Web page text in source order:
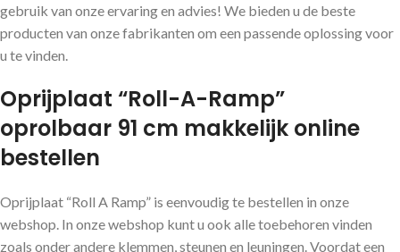
gebruik van onze ervaring en advies! We bieden u de beste
producten van onze fabrikanten om een ​​passende oplossing voor
u te vinden.
Oprijplaat “Roll-A-Ramp”
oprolbaar 91 cm makkelijk online
bestellen
Oprijplaat “Roll A Ramp” is eenvoudig te bestellen in onze
webshop. In onze webshop kunt u ook alle toebehoren vinden
zoals onder andere klemmen, steunen en leuningen. Voordat een